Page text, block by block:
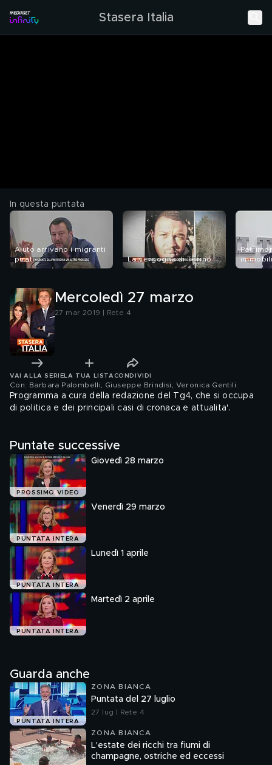
Stasera Italia
In questa puntata
Aiuto arrivano i migranti
pirati
La vergogna di Torino
Mercoledì 27 marzo
27 mar 2019 | Rete 4
VAI ALLA SERIE LA TUA LISTA CONDIVIDI
Con: Barbara Palombelli, Giuseppe Brindisi, Veronica Gentili
Programma a cura della redazione del Tg4, che si occupa
di politica e dei principali casi di cronaca e attualita'.
Puntate successive
PROSSIMO VIDEO
Giovedì 28 marzo
PUNTATA INTERA
Venerdì 29 marzo
PUNTATA INTERA
Lunedì 1 aprile
PUNTATA INTERA
Martedì 2 aprile
Guarda anche
PUNTATA INTERA
ZONA BIANCA
Puntata del 27 luglio
27 lug | Rete 4
ZONA BIANCA
L'estate dei ricchi tra fiumi di
champagne, ostriche ed eccessi